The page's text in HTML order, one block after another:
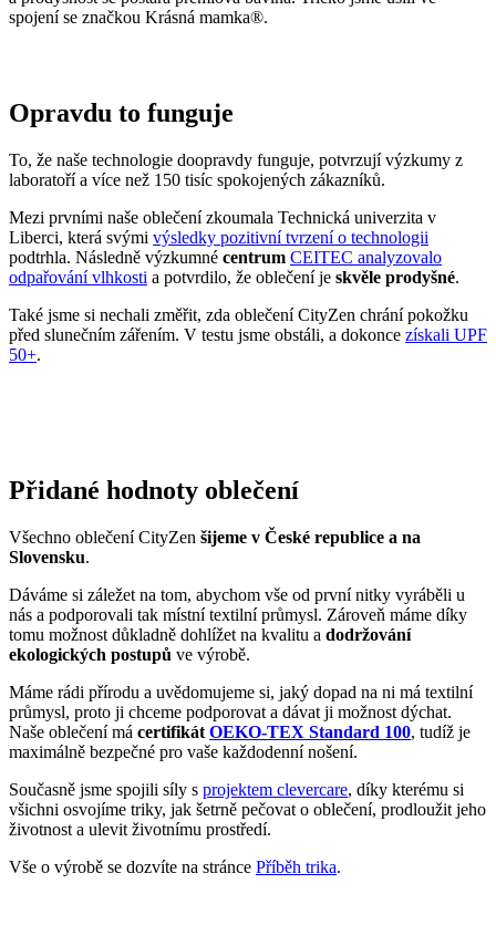
spojení se značkou Krásná mamka®.
Opravdu to funguje
To, že naše technologie doopravdy funguje, potvrzují výzkumy z
laboratoří a více než 150 tisíc spokojených zákazníků.
Mezi prvními naše oblečení zkoumala Technická univerzita v
Liberci, která svými výsledky pozitivní tvrzení o technologii
podtrhla. Následně výzkumné centrum CEITEC analyzovalo
odpařování vlhkosti a potvrdilo, že oblečení je skvěle prodyšné.
Také jsme si nechali změřit, zda oblečení CityZen chrání pokožku
před slunečním zářením. V testu jsme obstáli, a dokonce získali UPF
50+.
Přidané hodnoty oblečení
Všechno oblečení CityZen šijeme v České republice a na
Slovensku.
Dáváme si záležet na tom, abychom vše od první nitky vyráběli u
nás a podporovali tak místní textilní průmysl. Zároveň máme díky
tomu možnost důkladně dohlížet na kvalitu a dodržování
ekologických postupů ve výrobě.
Máme rádi přírodu a uvědomujeme si, jaký dopad na ni má textilní
průmysl, proto ji chceme podporovat a dávat ji možnost dýchat.
Naše oblečení má certifikát OEKO-TEX Standard 100, tudíž je
maximálně bezpečné pro vaše každodenní nošení.
Současně jsme spojili síly s projektem clevercare, díky kterému si
všichni osvojíme triky, jak šetrně pečovat o oblečení, prodloužit jeho
životnost a ulevit životnímu prostředí.
Vše o výrobě se dozvíte na stránce Příběh trika.